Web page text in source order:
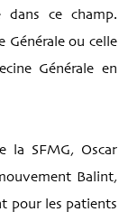
dans ce champ.
Générale ou celle
Générale en
la SFMG, Oscar
Balint,
pour les patients